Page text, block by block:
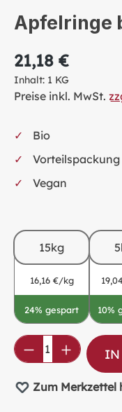
Apfelringe
21,18 €
Inhalt: 1 KG
Preise inkl. MwSt.
Bio
Vorteilspackung
Vegan
15kg
16,16 €/kg
24% gespart 10%
Produkt IN
Zum Merkzettel